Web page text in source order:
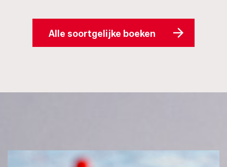
Alle soortgelijke boeken